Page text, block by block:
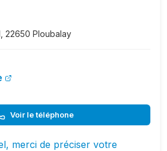
22650 Ploubalay
Voir le téléphone
merci de préciser votre